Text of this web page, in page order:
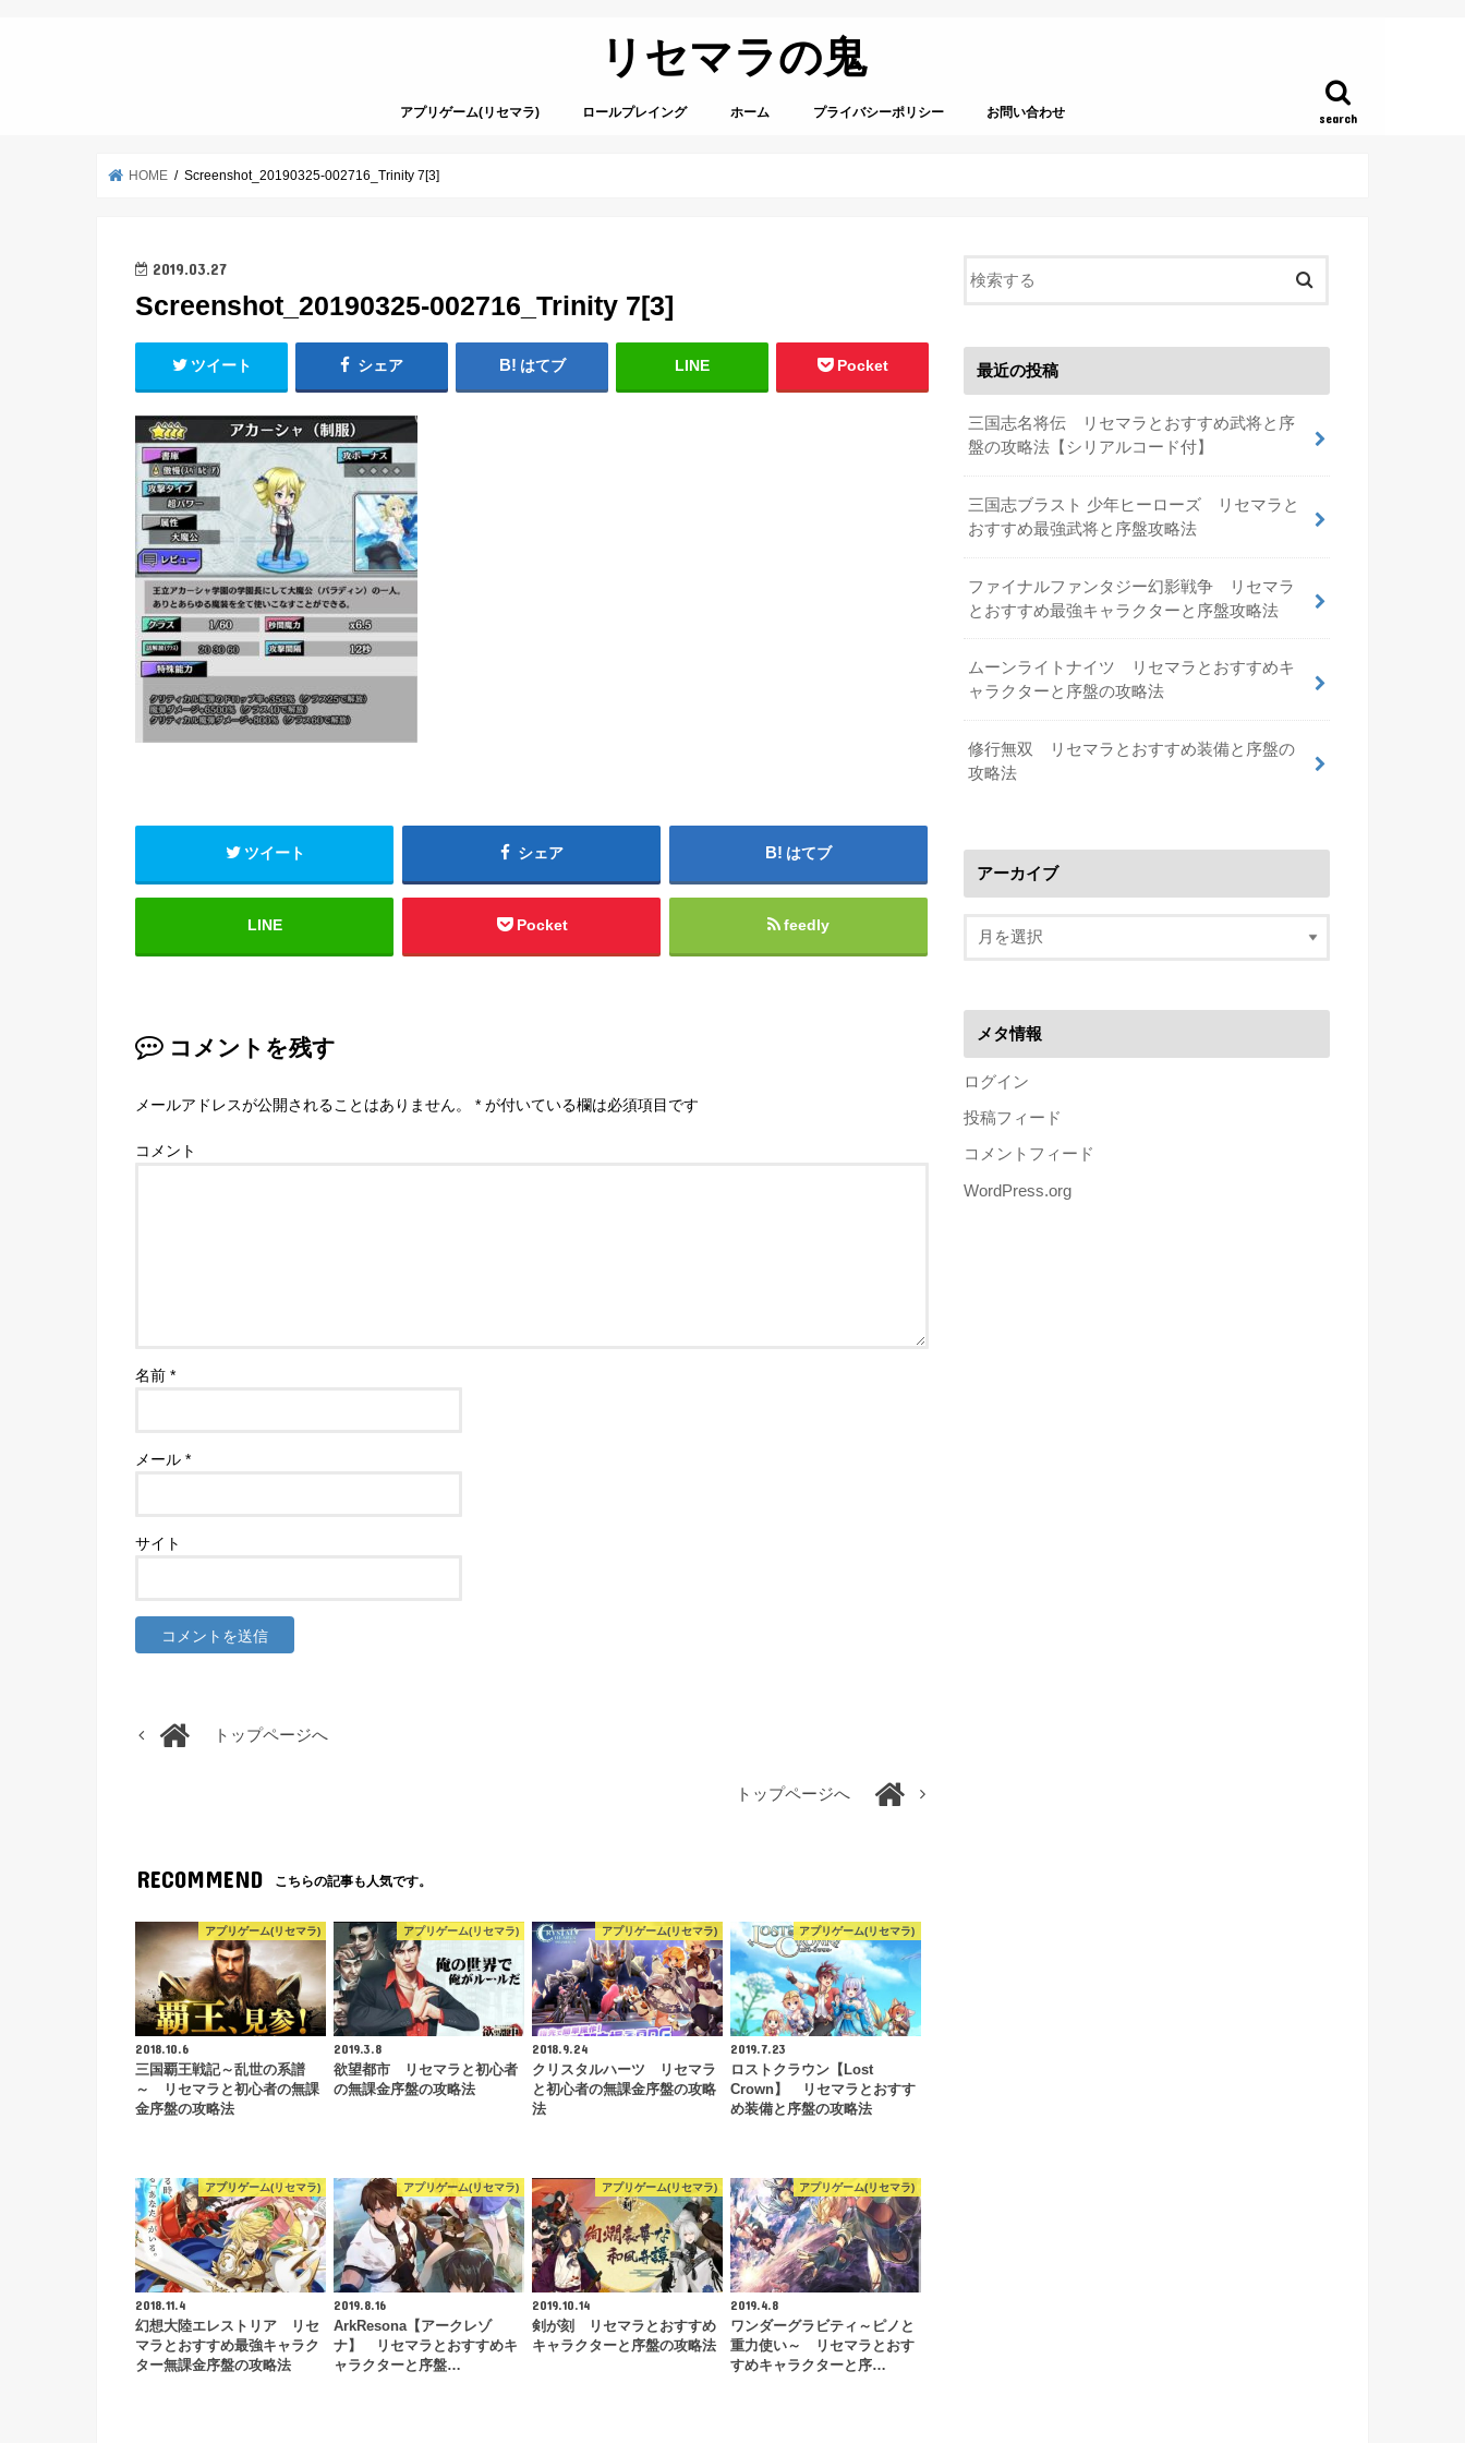
リセマラの鬼
search
アプリゲーム(リセマラ) ロールプレイング ホーム プライバシーポリシー お問い合わせ
HOME Screenshot_20190325-002716_Trinity 7[3]
2019.03.27
Screenshot_20190325-002716_Trinity 7[3]
ツイート シェア はてブ LINE Pocket
ツイート シェア はてブ
LINE Pocket feedly
コメントを残す
メールアドレスが公開されることはありません。 * が付いている欄は必須項目です
コメント
名前 *
メール *
サイト
トップページへ
トップページへ
RECOMMEND こちらの記事も人気です。
アプリゲーム(リセマラ)
2018.10.6
三国覇王戦記～乱世の系譜
～ リセマラと初心者の無課
金序盤の攻略法
アプリゲーム(リセマラ)
2019.3.8
欲望都市 リセマラと初心者
の無課金序盤の攻略法
アプリゲーム(リセマラ)
2018.9.24
クリスタルハーツ リセマラ
と初心者の無課金序盤の攻略
法
アプリゲーム(リセマラ)
2019.7.23
ロストクラウン【Lost
Crown】 リセマラとおすす
め装備と序盤の攻略法
アプリゲーム(リセマラ)
2018.11.4
幻想大陸エレストリア リセ
マラとおすすめ最強キャラク
ター無課金序盤の攻略法
アプリゲーム(リセマラ)
2019.8.16
ArkResona【アークレゾ
ナ】 リセマラとおすすめキ
ャラクターと序盤…
アプリゲーム(リセマラ)
2019.10.14
剣が刻 リセマラとおすすめ
キャラクターと序盤の攻略法
アプリゲーム(リセマラ)
2019.4.8
ワンダーグラビティ～ピノと
重力使い～ リセマラとおす
すめキャラクターと序…
最近の投稿
三国志名将伝 リセマラとおすすめ武将と序
盤の攻略法【シリアルコード付】
三国志ブラスト 少年ヒーローズ リセマラと
おすすめ最強武将と序盤攻略法
ファイナルファンタジー幻影戦争 リセマラ
とおすすめ最強キャラクターと序盤攻略法
ムーンライトナイツ リセマラとおすすめキ
ャラクターと序盤の攻略法
修行無双 リセマラとおすすめ装備と序盤の
攻略法
アーカイブ
メタ情報
ログイン
投稿フィード
コメントフィード
WordPress.org